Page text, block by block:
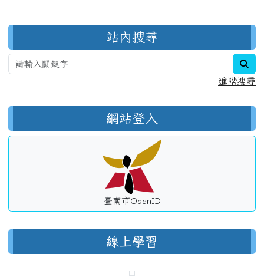
站內搜尋
進階搜尋
網站登入
臺南市OpenID
線上學習